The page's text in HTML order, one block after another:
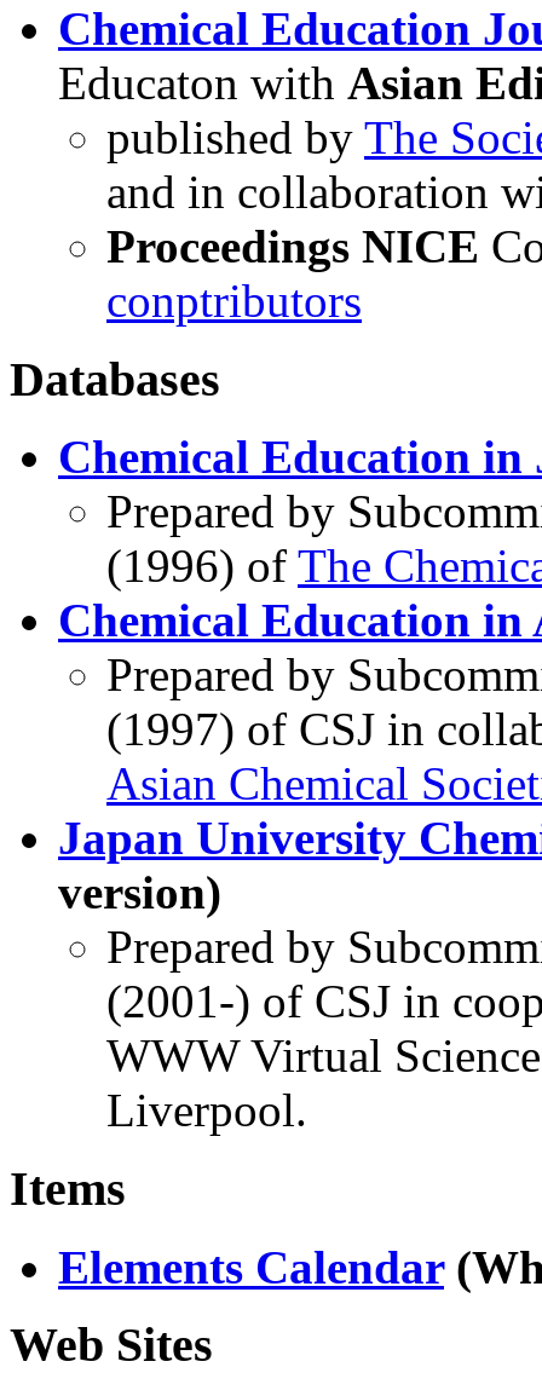
Chemical Education
Educaton with Asian
published by The
and in collaboration
Proceedings NICE
conptributors
Databases
Chemical Education in
Prepared by
(1996) of The
Chemical Education in
Prepared by
(1997) of CSJ in
Asian Chemical
Japan University
version)
Prepared by
(2001-) of CSJ in
WWW Virtual
Liverpool.
Items
Elements Calendar
Web Sites